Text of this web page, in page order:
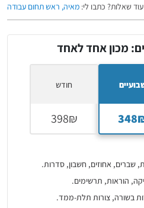
שאלות? כתבו לי: מאיה, ראש תחום עבודה
מכון אחד לאחד
חודש
שברים, אחוזים, חשבון, סדרות.
הוראות, תרשימים.
בשורה, צורות תלת-ממד.